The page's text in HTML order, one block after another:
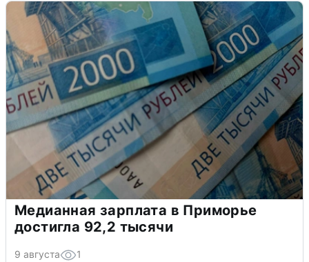
Медианная зарплата в Приморье
достигла 92,2 тысячи
9 августа 1